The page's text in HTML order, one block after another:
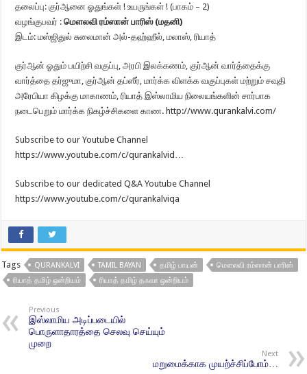
தலைப்பு: குர்ஆனை ஓதுங்கள் ! உயருங்கள் ! (பாகம் – 2)
வழங்குபவர் :மௌலவி ரம்ஸான் பாரிஸ் (மதனி)
இடம்: மஸ்ஜிதுல் சுலைமான் அல்-தஹ்ஹீல், மலாஸ், ரியாத்
குர்ஆன் ஓதும் பயிற்சி வகுப்பு, அரபி இலக்கணம், குர்ஆன் வார்த்தைக்கு
வார்த்தை தர்ஜுமா, குர்ஆன் தப்ஸீர், மார்க்க விளக்க வகுப்புகள் மற்றும் சவுதி
அரேபியா கிழக்கு மாகாணம், ரியாத் இஸ்லாமிய நிலையங்களின் சார்பாக
நடைபெறும் மார்க்க நிகழ்ச்சிகளை காண. http://www.qurankalvi.com/
Subscribe to our Youtube Channel
https://www.youtube.com/c/qurankalvid…
Subscribe to our dedicated Q&A Youtube Channel
https://www.youtube.com/c/qurankalviqa
Tags QURANKALVI TAMIL BAYAN தமிழ் பாயன்
மௌலவி ரம்ஸான் பாரிஸ்
ரியாத் தமிழ் ஒன்றியம்
ரியாத் தமிழ் தஃவா ஒன்றியம்
Previous
இஸ்லாமிய அடிப்படையில்
பொருளாதாரத்தை செலவு செய்யும்
முறை
Next
மறுமைக்காக முயற்ச்சிப்போம்…